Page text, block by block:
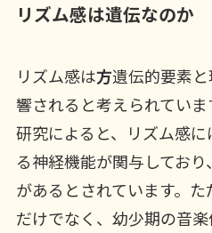
リズム感は遺伝なのか
リズム感は方遺伝的要素
響されると考えられていま
研究によると、リズム感
る神経機能が関与してお
があるとされています。
だけでなく、幼少期の音楽